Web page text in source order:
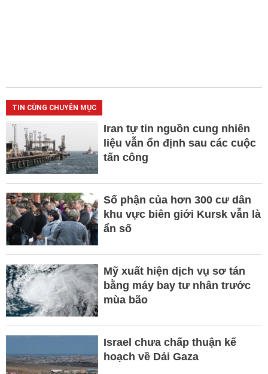
TIN CÙNG CHUYÊN MỤC
Iran tự tin nguồn cung nhiên
liệu vẫn ổn định sau các cuộc
tấn công
Số phận của hơn 300 cư dân
khu vực biên giới Kursk vẫn là
ẩn số
Mỹ xuất hiện dịch vụ sơ tán
bằng máy bay tư nhân trước
mùa bão
Israel chưa chấp thuận kế
hoạch về Dải Gaza